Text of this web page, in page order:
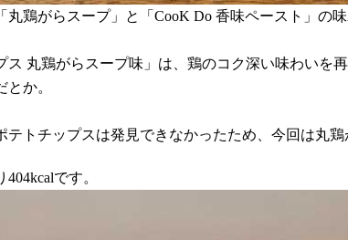
鶏がらスープ」と「CooK Do 香味ペースト」の
丸鶏がらスープ味」は、鶏のコク深い味わいを
か。
トチップスは発見できなかったため、今回は丸鶏
です。